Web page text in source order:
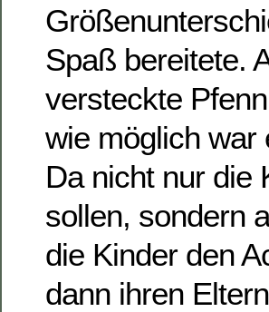
Spaß bereitete.
versteckte
wie möglich war
Da nicht nur die
sollen, sondern
die Kinder den
dann ihren